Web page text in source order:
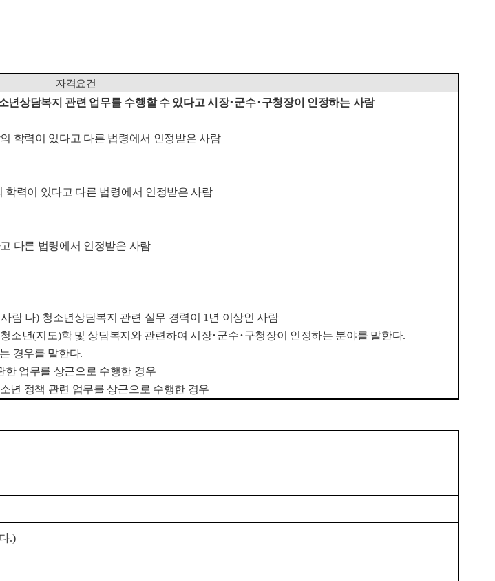
자격요건
년상담복지 관련 업무를 수행할 수 있다고 시장･군수･구청장이 인정하는 사람
학력이 있다고 다른 법령에서 인정받은 사람
력이 있다고 다른 법령에서 인정받은 사람
다른 법령에서 인정받은 사람
람 나) 청소년상담복지 관련 실무 경력이 1 년 이상인 사람
청소년(지도)학 및 상담복지와 관련하여 시장･군수･구청장이 인정하는 분야를 말한다.
경우를 말한다.
업무를 상근으로 수행한 경우
년 정책 관련 업무를 상근으로 수행한 경우
.)